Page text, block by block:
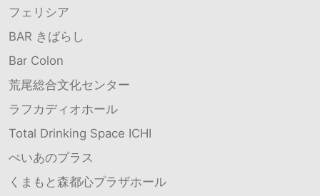
フェリシア
BAR きばらし
Bar Colon
荒尾総合文化センター
ラフカディオホール
Total Drinking Space ICHI
ぺいあのプラス
くまもと森都心プラザホール